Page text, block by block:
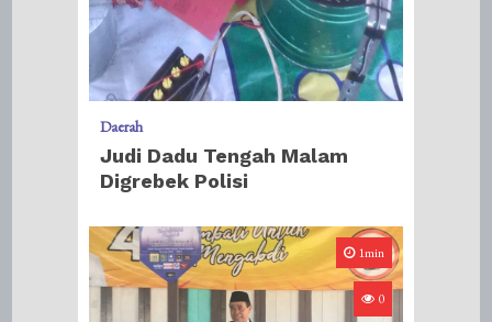
Daerah
Judi Dadu Tengah Malam
Digrebek Polisi
1min
0